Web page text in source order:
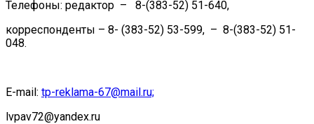
Телефоны: редактор – 8-(383-52) 51-640,
корреспонденты – 8- (383-52) 53-599, – 8-(383-52) 51-
048.
E-mail: tp-reklama-67@mail.ru;
lvpav72@yandex.ru